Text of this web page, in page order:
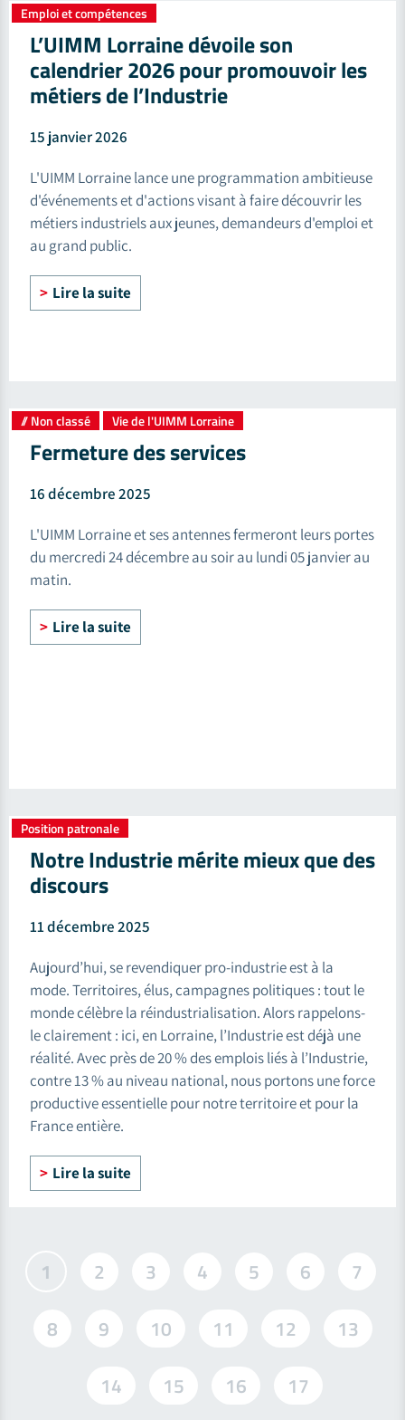
Emploi et compétences
L’UIMM Lorraine dévoile son
calendrier 2026 pour promouvoir les
métiers de l’Industrie
15 janvier 2026
L'UIMM Lorraine lance une programmation ambitieuse
d'événements et d'actions visant à faire découvrir les
métiers industriels aux jeunes, demandeurs d'emploi et
au grand public.
Lire la suite
// Non classé Vie de l'UIMM Lorraine
Fermeture des services
16 décembre 2025
L'UIMM Lorraine et ses antennes fermeront leurs portes
du mercredi 24 décembre au soir au lundi 05 janvier au
matin.
Lire la suite
Position patronale
Notre Industrie mérite mieux que des
discours
11 décembre 2025
Aujourd’hui, se revendiquer pro-industrie est à la
mode. Territoires, élus, campagnes politiques : tout le
monde célèbre la réindustrialisation. Alors rappelons-
le clairement : ici, en Lorraine, l’Industrie est déjà une
réalité. Avec près de 20 % des emplois liés à l’Industrie,
contre 13 % au niveau national, nous portons une force
productive essentielle pour notre territoire et pour la
France entière.
Lire la suite
1 2 3 4 5 6
7
8
9 10 11 12
13
14
15 16 17